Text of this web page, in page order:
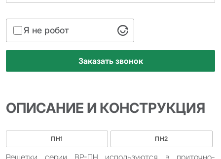
Я не робот
ОПИСАНИЕ И КОНСТРУКЦИЯ
ПН1 ПН2